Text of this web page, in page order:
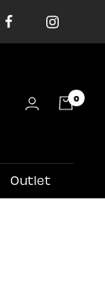
0
Outlet